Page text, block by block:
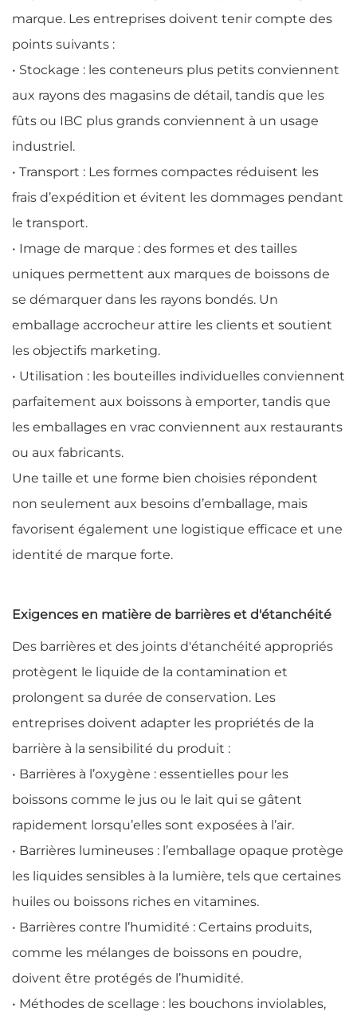
marque. Les entreprises doivent tenir compte des
points suivants :
• Stockage : les conteneurs plus petits conviennent
aux rayons des magasins de détail, tandis que les
fûts ou IBC plus grands conviennent à un usage
industriel.
• Transport : Les formes compactes réduisent les
frais d’expédition et évitent les dommages pendant
le transport.
• Image de marque : des formes et des tailles
uniques permettent aux marques de boissons de
se démarquer dans les rayons bondés. Un
emballage accrocheur attire les clients et soutient
les objectifs marketing.
• Utilisation : les bouteilles individuelles conviennent
parfaitement aux boissons à emporter, tandis que
les emballages en vrac conviennent aux restaurants
ou aux fabricants.
Une taille et une forme bien choisies répondent
non seulement aux besoins d’emballage, mais
favorisent également une logistique efficace et une
identité de marque forte.
Exigences en matière de barrières et d'étanchéité
Des barrières et des joints d'étanchéité appropriés
protègent le liquide de la contamination et
prolongent sa durée de conservation. Les
entreprises doivent adapter les propriétés de la
barrière à la sensibilité du produit :
• Barrières à l’oxygène : essentielles pour les
boissons comme le jus ou le lait qui se gâtent
rapidement lorsqu’elles sont exposées à l’air.
• Barrières lumineuses : l’emballage opaque protège
les liquides sensibles à la lumière, tels que certaines
huiles ou boissons riches en vitamines.
• Barrières contre l’humidité : Certains produits,
comme les mélanges de boissons en poudre,
doivent être protégés de l’humidité.
• Méthodes de scellage : les bouchons inviolables,